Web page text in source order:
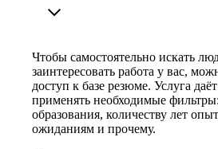
Чтобы самостоятельно искать
заинтересовать работа у вас,
доступ к базе резюме. Услуга
применять необходимые
образования, количеству лет
ожиданиям и прочему.